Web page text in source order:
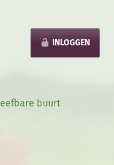
INLOGGEN
buurt